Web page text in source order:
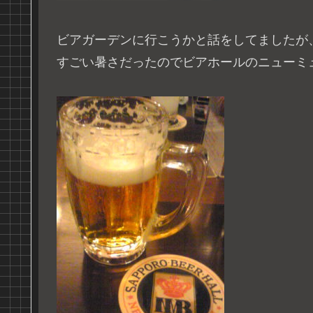
ビアガーデンに行こうかと話をしてましたが、
すごい暑さだったのでビアホールのニューミ